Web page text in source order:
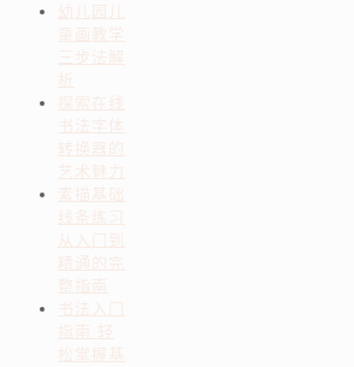
幼儿园儿
童画教学
三步法解
析
探索在线
书法字体
转换器的
艺术魅力
素描基础
线条练习
从入门到
精通的完
整指南
书法入门
指南 轻
松掌握基